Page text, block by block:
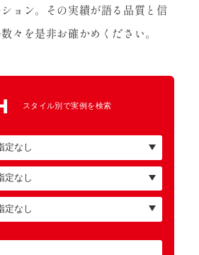
ョン。 その実績が語る品質と信
々を是非お確かめください。
スタイル別で実例を検索